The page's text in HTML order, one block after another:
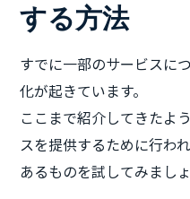
する方法
すでに一部のサービスに
化が起きています。
ここまで紹介してきたよ
スを提供するために行わ
あるものを試してみましょ